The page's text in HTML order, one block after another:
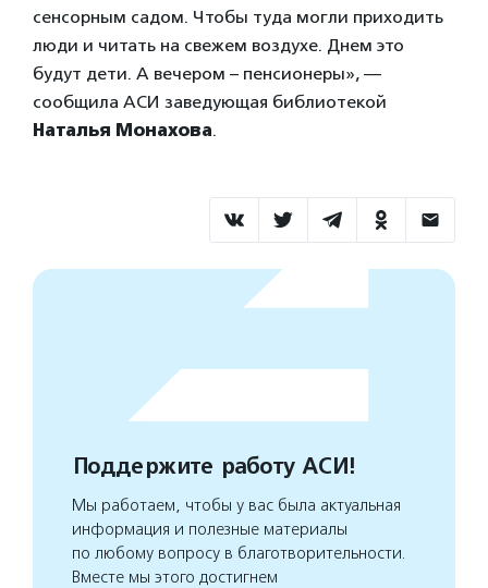
сенсорным садом. Чтобы туда могли приходить
люди и читать на свежем воздухе. Днем это
будут дети. А вечером – пенсионеры», —
сообщила АСИ заведующая библиотекой
Наталья Монахова.
Поддержите работу АСИ!
Мы работаем, чтобы у вас была актуальная
информация и полезные материалы
по любому вопросу в благотворительности.
Вместе мы этого достигнем